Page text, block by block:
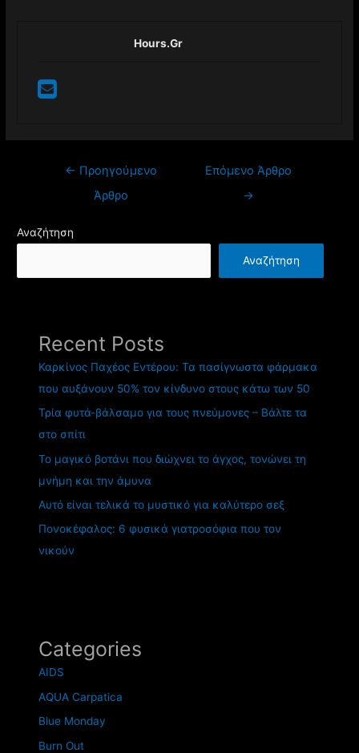
Hours.gr
Πλοήγηση
← Προηγούμενο
Άρθρο
Επόμενο Άρθρο
→
Αναζήτηση
Αναζήτηση
Recent Posts
Καρκίνος Παχέος Εντέρου: Τα πασίγνωστα φάρμακα
που αυξάνουν 50% τον κίνδυνο στους κάτω των 50
Τρία φυτά-βάλσαμο για τους πνεύμονες – Βάλτε τα
στο σπίτι
Το μαγικό βοτάνι που διώχνει το άγχος, τονώνει τη
μνήμη και την άμυνα
Αυτό είναι τελικά το μυστικό για καλύτερο σεξ
Πονοκέφαλος: 6 φυσικά γιατροσόφια που τον
νικούν
Categories
AIDS
AQUA Carpatica
Blue Monday
Burn Out